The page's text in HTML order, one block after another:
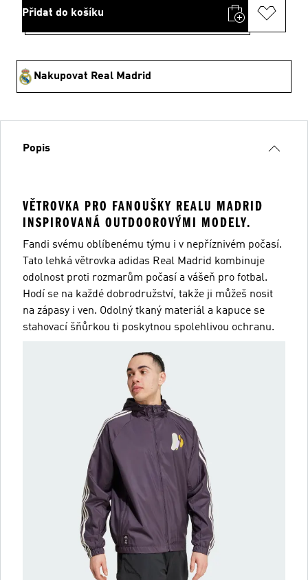
Přidat do košíku
Nakupovat Real Madrid
Popis
VĚTROVKA PRO FANOUŠKY REALU MADRID
INSPIROVANÁ OUTDOOROVÝMI MODELY.
Fandi svému oblíbenému týmu i v nepříznivém počasí.
Tato lehká větrovka adidas Real Madrid kombinuje
odolnost proti rozmarům počasí a vášeň pro fotbal.
Hodí se na každé dobrodružství, takže ji můžeš nosit
na zápasy i ven. Odolný tkaný materiál a kapuce se
stahovací šňůrkou ti poskytnou spolehlivou ochranu.